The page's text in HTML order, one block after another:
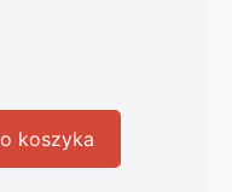
Lampa Stołowa
koszyka